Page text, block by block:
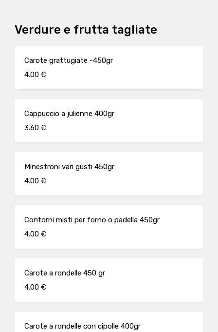
Verdure e frutta tagliate
Carote grattugiate -450gr
4.00 €
Cappuccio a julienne 400gr
3.60 €
Minestroni vari gusti 450gr
4.00 €
Contorni misti per forno o padella 450gr
4.00 €
Carote a rondelle 450 gr
4.00 €
Carote a rondelle con cipolle 400gr